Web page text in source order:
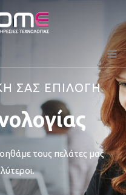
ΣΑΣ ΕΠΙΛΟΓΗ
τους πελάτες μας